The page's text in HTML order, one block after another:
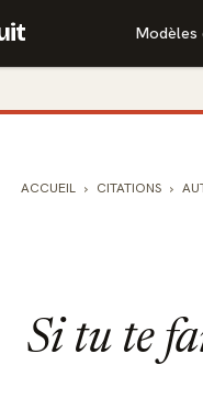
Modèles
ACCUEIL CITATIONS
Si tu te